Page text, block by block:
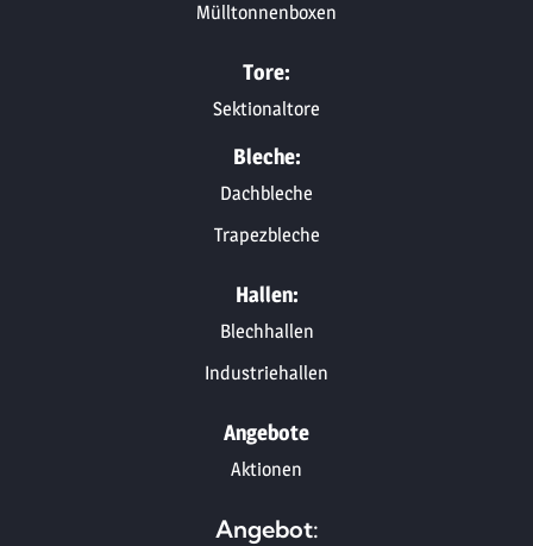
Mülltonnenboxen
Tore:
Sektionaltore
Bleche:
Dachbleche
Trapezbleche
Hallen:
Blechhallen
Industriehallen
Angebote
Aktionen
Angebot: